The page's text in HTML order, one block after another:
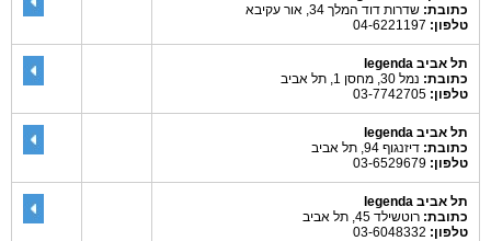
כתובת: שדרות דוד המלך 34, אור עקיבא
טלפון:
תל אביב legenda
כתובת: נמל 30, מחסן 1, תל אביב
טלפון:
תל אביב legenda
כתובת: דיזנגוף 94, תל אביב
טלפון:
תל אביב legenda
כתובת: רוטשילד 45, תל אביב
טלפון: